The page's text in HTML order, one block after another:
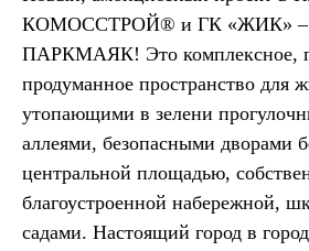
КОМОССТРОЙ® и ГК «ЖИК» –
ПАРКМАЯК! Это комплексное,
продуманное пространство для
утопающими в зелени
аллеями, безопасными дворами
центральной площадью,
благоустроенной набережной,
садами. Настоящий город в